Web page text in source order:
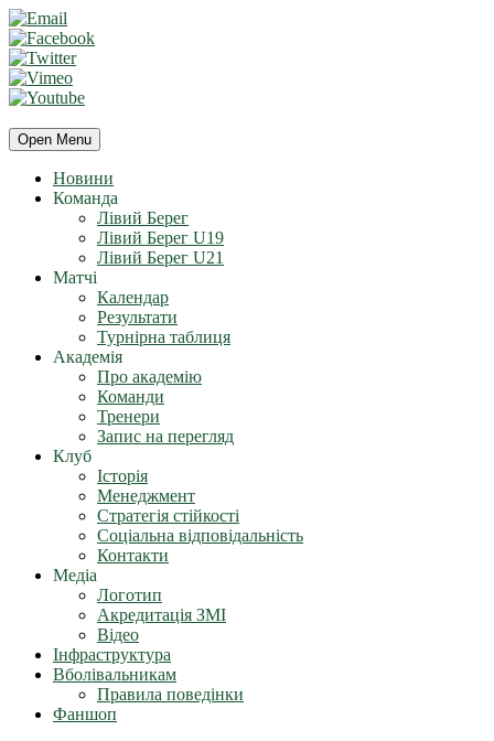
Open Menu
Новини
Команда
Лівий Берег
Лівий Берег U19
Лівий Берег U21
Матчі
Календар
Результати
Турнірна таблиця
Академія
Про академію
Команди
Тренери
Запис на перегляд
Клуб
Історія
Менеджмент
Стратегія стійкості
Соціальна відповідальність
Контакти
Медіа
Логотип
Акредитація ЗМІ
Відео
Інфраструктура
Вболівальникам
Правила поведінки
Фаншоп